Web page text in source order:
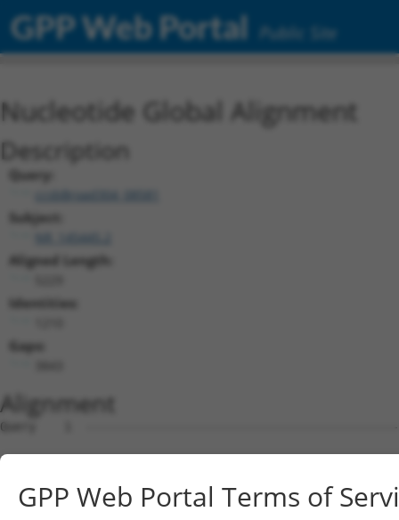
GPP Web Portal Public Site
Nucleotide Global Alignment
Description
Query:
ccsbBroad304_08581
Subject:
NR_145445.2
Aligned Length:
Identities:
Gaps:
Alignment
Query    1  --------------------------------------------------------------------------  0
                                                                                      
Sbjct    1  AGACGCGCGCAAACCCGGAAGCAGATCGCGTGGAGTGAAGGTCCCTCAGCGGCGCGATTGACATCTAAAGACTC  74

Query    1  ------------------------------------------------ATGGCTCTTCCTCAGGGTCTACTGAC  26
                                                            |||||||||||||||||||||.||||
Sbjct   75  TTGGTACATGAGGAAGAAACCCGGAAAAGGAAAGCAGAGGAGTCAGGGATGGCTCTTCCTCAGGGTCTATTGAC  148

Query   27  ATTCAGGGATGTGGCCATAGAATTCTCTCAGGAGGAGTGGAAATGCCTGGACCCTGCTCAGAGGACTCTATACA  100
            ||||||||||||||||||||||||||||||||||||||||||||||||||||||||||||||||||||||||||
Sbjct  149  ATTCAGGGATGTGGCCATAGAATTCTCTCAGGAGGAGTGGAAATGCCTGGACCCTGCTCAGAGGACTCTATACA  222

Query  101  GAGACGTGATGCTGGAGAATTATAGGAACCTGGTCTCCCTGGATACCTCTTCCAAATGCATGATGAAGATGTTC  174
            |.||||||||||||||||||||||||||||||||||||||||.||.||||||||||||||..||||||..||||
Sbjct  223  GGGACGTGATGCTGGAGAATTATAGGAACCTGGTCTCCCTGGGTATCTCTTCCAAATGCACAATGAAGGAGTTC  296

Query  175  TCATCAACAGGACAAGGCAATACAGAAGTGGTCCACACAGGGACATTGCAAATACATGCAAGTCATCACATTGG  248
            ||||||||||.|||||||||||||||||||.|||||||||||||||||||||.|||||.|.|||||||||||||
Sbjct  297  TCATCAACAGCACAAGGCAATACAGAAGTGATCCACACAGGGACATTGCAAAGACATGAACGTCATCACATTGG  370

Query  249  AGATACTTGCTTCCAGGAAATTGAGAAAGATATTCATGACTTTGTGTTTCAGTGGCAAGAAAATGAAACAAATG  322
            ||||..||.||||||||||||||||||||||||||||.||||||.||||||||||||||||.||||||.|||||
Sbjct  371  AGATTTTTCCTTCCAGGAAATTGAGAAAGATATTCATAACTTTGAGTTTCAGTGGCAAGAAGATGAAAGAAATG  444

Query  323  GCCATGAAGCACTCATGACAAAAATCAAAAAGTTGATGAGTAGTACAGAGCGACATGATCAAAGGCATGCTGGA  396
            ||||||||||||.||||||||||||||||||.||||||.||||||||||||.|.|||||||.||||||||||||
Sbjct  445  GCCATGAAGCACCCATGACAAAAATCAAAAAATTGATGGGTAGTACAGAGCAATATGATCACAGGCATGCTGGA  518

Query  397  AACAAACCTATTAAAAATGAGCTTGGATCAAGCTTTCATTCGCATCTGCCTGAAGTGCACATATTTCACCCCGA  470
            |||||.|||||||||.||.||||||||||||||||||||||.||||||.|||||.|.|||||||||||.|||.|
Sbjct  519  AACAAGCCTATTAAATATCAGCTTGGATCAAGCTTTCATTCACATCTGTCTGAACTCCACATATTTCAGCCCAA  592

Query  471  AGGGAAAATTGGTAATCAAGTTGAGAAGGCTATCAACGATGCTTTCTCAGTTTCAGCATCCCAACGAATTTCCT  544
            ||||||||||..|||||||||.||||||.|||||||||||||||.|||.||||||.||.|||||.|||||||.|
Sbjct  593  AGGGAAAATTAATAATCAAGTGGAGAAGTCTATCAACGATGCTTCCTCGGTTTCAACAGCCCAAAGAATTTCTT  666

Query  545  GTAGGCCAAAAACTCGTATTTCTAATAAGTATAGGAATAATTTCCTCCAGTCTTCATTACTCACACAAAAACGG  618
            |||||||.|||||.|.|||.||||||||.|||.||.|||||||.||..|.|.|||||||||||||||||.||.|
Sbjct  667  GTAGGCCCAAAACCCATATATCTAATAACTATGGGGATAATTTTCTGAATTATTCATTACTCACACAAAGACAG  740

Query  619  GAAGTACACACAAGAGAAAAATCTTTCCAACGTAATGAGAGTGGCAAAGCCTTTAATGGTAGCTCACTCTTAAA  692
            |||||||.||..||||||||||||||||||.|||.||||||||||||||||||||||..||||||||||||||.
Sbjct  741  GAAGTACGCATGAGAGAAAAATCTTTCCAATGTATTGAGAGTGGCAAAGCCTTTAATTATAGCTCACTCTTAAG  814

Query  693  AAAACATCAGATAATCCATTTAGGAGACAAACAGTATAAATGTGATGTATGCGGCAAGGACTTTCATCAGAAGC  766
            .|||||||||||.||.|||.|||||||.|||||.|||||||||||||||||.|.|||||.||||..||.|||||
Sbjct  815  GAAACATCAGATTATTCATCTAGGAGAGAAACAATATAAATGTGATGTATGTGACAAGGTCTTTATTCGGAAGC  888

Query  767  GATACCTTGCATGCCA---TAGATGTCACACTGGTGAGAATCCTTACAAGTGTAATGAGTGTGGCAAGACATTC  837
            |||||||||||.||||   |||||||||||||||||||||.|||||||||||||||||||||||||||.|.|||
Sbjct  889  GATACCTTGCACGCCATCGTAGATGTCACACTGGTGAGAAACCTTACAAGTGTAATGAGTGTGGCAAGTCCTTC  962

Query  838  AGT-----------------------------------------------------------------------  840
            |||                                                                       
Sbjct  963  AGTCAGATGTCATCCCTTACATATCATCATCGACTTCATACTGGAGAGAAACCTTACAAATGTGAAGAATGTGA  1036

Query  841  -------------CACAATTCAGCCCTGTTAGTTCACAAGGC-------AATTCATACTGGAGAGAAACCTTAC  894
                         |||||||||||||      |||| |||.|       |||||||||||||||||||||..|.
Sbjct 1037  CAAAGCTTTCAGACACAATTCAGCCC------TTCA-AAGACATAGGAGAATTCATACTGGAGAGAAACCACAT  1103

Query  895  AAGTGTAATGAATGTGGCAAGGTTTTTAATCAACAATCAAACCTTGCACGTCATCATAGAGTTCATACTGGAGA  968
            |||||||||||.|||||||||...||||.|||..|.|||.||||||||.|.||||.|||..|||||||||||.|
Sbjct 1104  AAGTGTAATGAGTGTGGCAAGACCTTTAGTCAGAAGTCATACCTTGCATGCCATCGTAGCATTCATACTGGAAA  1177

Query  969  GAAACCTTACAAATGTGAAGAATGTGACAAAGTTTTCAGTCGCAAATCACACCTTGAAAGACATAGGAGAATTC  1042
            ||||||||||.|||||||||||||||||||||.|||||||..|||||||.||||||||||.|||||||.||.||
Sbjct 1178  GAAACCTTACGAATGTGAAGAATGTGACAAAGCTTTCAGTTTCAAATCAAACCTTGAAAGTCATAGGATAACTC  1251

Query 1043  ACACTGGAGAGAAACCATACAAATGTAAGGTTTGTGACAAGGCTTTCAGACGTGAT-TCACACC------TGGC  1109
            |.||||||||||||||||||||.|||||.|.|||||.||||.|.|||||.|.| || ||| |||      ||.|
Sbjct 1252  ATACTGGAGAGAAACCATACAAGTGTAATGATTGTGGCAAGACCTTCAGTCAT-ATGTCA-ACCCTTACATGCC  1323

Query 1110  -------ACAACATACTG--------------------------------------------------------  1120
                   ||..|||||||                                                        
Sbjct 1324  ATCGTAGACTTCATACTGGAGAGAAACCTTACAAGTGTGAAGAATGTGATGAAGCTTTCCGTTTCAAATCAAGT  1397

Query 1121  ----------------TAATTCACACTGGAGAGAAACCTTACAAGTGTAATGAGTGTGGCAAGACCTTCGTTCA  1178
                            .||||||.|.|||||||||||..|||||.||||||||||||||||||||||||..|||
Sbjct 1398  CTTGAAAGACATAGGAGAATTCATAATGGAGAGAAACTGTACAAATGTAATGAGTGTGGCAAGACCTTCAGTCA  1471

Query 1179  AAATTCATC-----------------------------------------------------------------  1187
            ..|.|.|||                                                                 
Sbjct 1472  GGAGTTATCCCTTACCTGCCATTGTAGACTTCATAGTGGAGAGAAACCTTGCAAGTGTGGAGAATGTGACAAGG  1545

Query 1188  -------------------TCTTGTAATGCATAAGGTCATTCATACTGGAGAGAAACGTTACAAGTGTAATGAA  1242
GPP Web Portal Terms of